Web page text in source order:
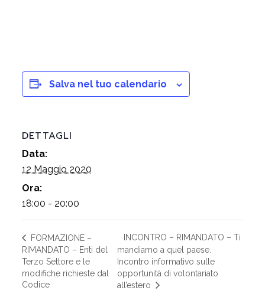
Salva nel tuo calendario
DETTAGLI
Data:
12 Maggio 2020
Ora:
18:00 - 20:00
FORMAZIONE –
RIMANDATO – Enti del
Terzo Settore e le
modifiche richieste dal
Codice
INCONTRO – RIMANDATO – Ti
mandiamo a quel paese.
Incontro informativo sulle
opportunità di volontariato
all’estero